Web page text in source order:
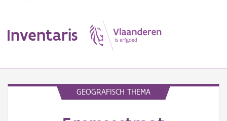
Inventaris
GEOGRAFISCH THEMA